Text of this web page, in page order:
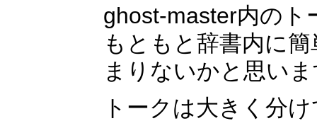
ghost-master内の
もともと辞書内に
まりないかと思い
トークは大きく分